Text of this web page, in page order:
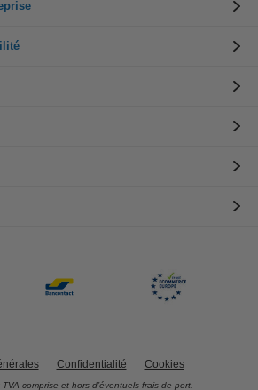
Confidentialité Cookies
comprise et hors d’éventuels frais de port.